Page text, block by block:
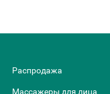
Распродажа
Массажеры для лица